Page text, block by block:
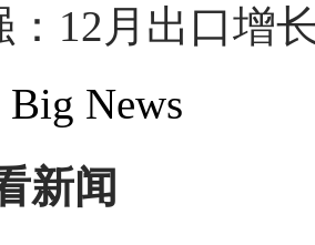
：12月出口增
Big News
新闻